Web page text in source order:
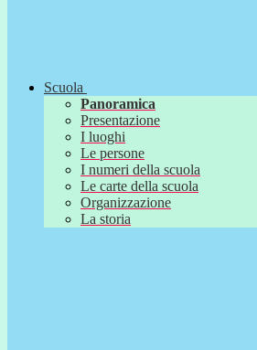
Scuola
Panoramica
Presentazione
I luoghi
Le persone
I numeri della scuola
Le carte della scuola
Organizzazione
La storia